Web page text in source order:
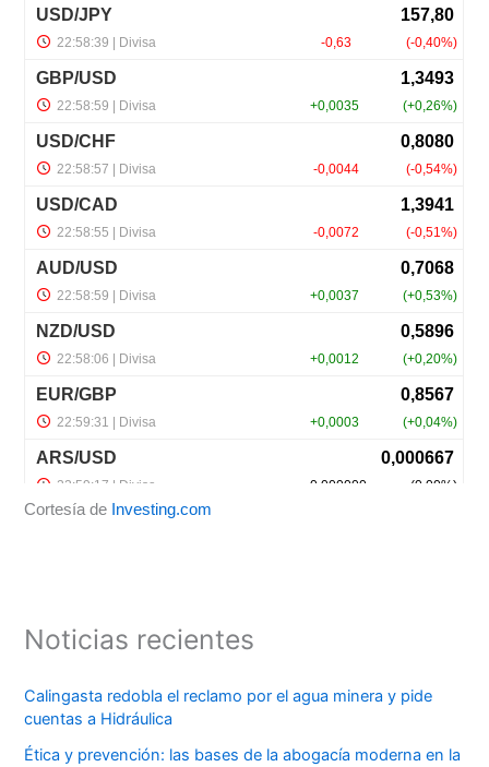
Cortesía de Investing.com
Noticias recientes
Calingasta redobla el reclamo por el agua minera y pide
cuentas a Hidráulica
Ética y prevención: las bases de la abogacía moderna en la